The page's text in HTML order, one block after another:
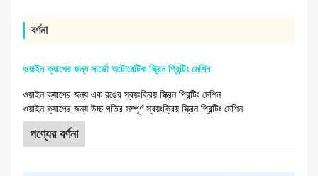
বর্ণনা
ওয়াইন ক্যাপের জন্য সার্ভো অটোমেটিক স্ক্রিন প্রিন্টিং মেশিন
ওয়াইন ক্যাপের জন্য এক রঙের স্বয়ংক্রিয় স্ক্রিন প্রিন্টিং মেশিন
ওয়াইন ক্যাপের জন্য উচ্চ গতির সম্পূর্ণ স্বয়ংক্রিয় স্ক্রিন প্রিন্টিং মেশিন
পণ্যের বর্ণনা